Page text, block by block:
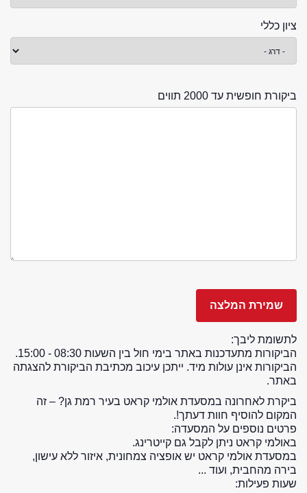
ציון כללי
ביקורת חופשית עד 2000 תווים
לתשומת ליבך:
הביקורות מתעדכנות באתר בימי חול בין השעות 08:30 - 15:00.
הביקורות אינן עולות מיד. ייתכן עיכוב מכתיבת הביקורת להצגתה
באתר.
ביקרת לאחרונה במסעדת אולמי קראט בעיר רמת גן? – זה
המקום להוסיף חוות דעתך!.
פרטים נוספים על המסעדה:
באולמי קראט ניתן לקבל גם קייטרינג.
במסעדת אולמי קראט יש אופציה צמחונית, איזור ללא עישון,
בירה מהחבית, ועוד ...
שעות פעילות: